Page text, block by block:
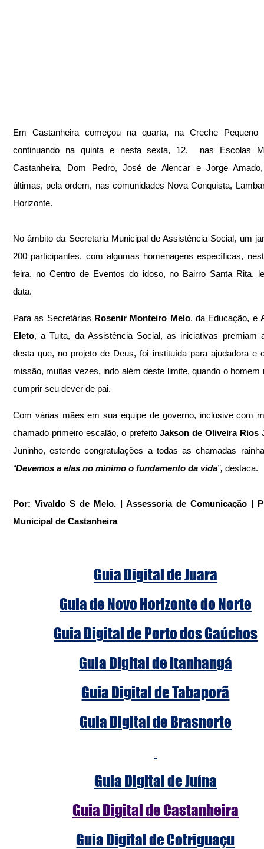
Em Castanheira começou na quarta, na Creche Pequeno
continuando na quinta e nesta sexta, 12,  nas Escolas
Castanheira, Dom Pedro, José de Alencar e Jorge
últimas, pela ordem, nas comunidades Nova Conquista,
Horizonte.
No âmbito da Secretaria Municipal de Assistência Social, um
200 participantes, com algumas homenagens específicas,
feira, no Centro de Eventos do idoso, no Bairro Santa Rita,
data.
Para as Secretárias Rosenir Monteiro Melo, da Educação, e
Eleto, a Tuita, da Assistência Social, as iniciativas premiam
desta que, no projeto de Deus, foi instituída para ajudadora e
missão, muitas vezes, indo além deste limite, quando o homem
cumprir seu dever de pai.
Com várias mães em sua equipe de governo, inclusive com
chamado primeiro escalão, o prefeito Jakson de Oliveira Rios
“Devemos a elas no mínimo o fundamento da vida”, destaca.
Por: Vivaldo S de Melo. | Assessoria de Comunicação |
Municipal de Castanheira
Guia Digital de Juara
Guia de Novo Horizonte do Norte
Guia Digital de Porto dos Gaúchos
Guia Digital de Itanhangá
Guia Digital de Tabaporã
Guia Digital de Brasnorte
Guia Digital de Juína
Guia Digital de Castanheira
Guia Digital de Cotriguaçu